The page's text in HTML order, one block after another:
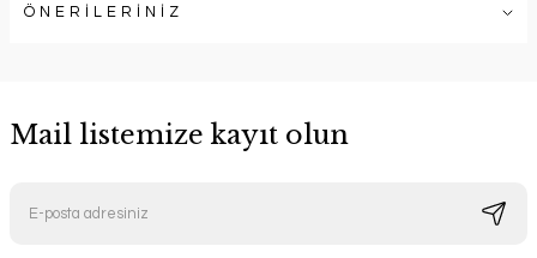
ÖNERİLERİNİZ
Mail listemize kayıt olun